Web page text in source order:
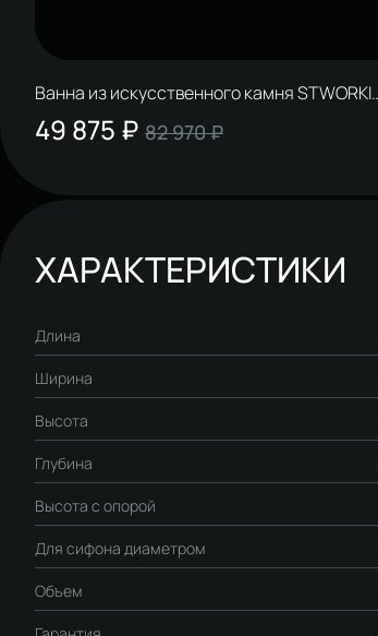
Ванна из искусственного камня STWORKI
Олланд 170x70 см, пристенная, белая, на
ножках
49 875 ₽ 82 970 ₽
ХАРАКТЕРИСТИКИ
Длина
Ширина
Высота
Глубина
Высота с опорой
Для сифона диаметром
Объем